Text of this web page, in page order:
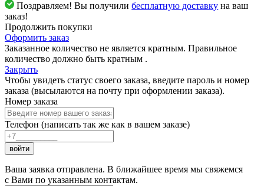
Поздравляем! Вы получилибесплатную доставку на ваш
заказ!
Продолжить покупки
Оформить заказ
Заказанное количество не является кратным. Правильное
количество должно быть кратным .
Закрыть
Чтобы увидеть статус своего заказа, введите пароль и номер
заказа (высылаются на почту при оформлении заказа).
Номер заказа
Телефон (написать так же как в вашем заказе)
войти
Ваша заявка отправлена. В ближайшее время мы свяжемся
с Вами по указанным контактам.